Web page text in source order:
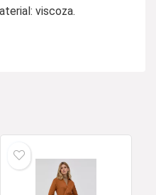
viscoza.